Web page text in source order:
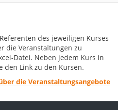
des jeweiligen Kurses
die Veranstaltungen zu
Datei. Neben jedem Kurs in
den Link zu den Kursen.
die Veranstaltungsangebote